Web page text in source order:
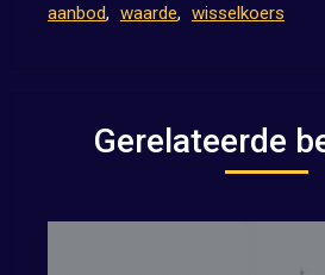
aanbod, waarde, wisselkoers
Gerelateerde